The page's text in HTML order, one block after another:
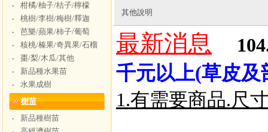
‧
柑橘/柚子/桔子/檸檬
‧
桃樹/李樹/梅樹/釋迦
‧
芭樂/蘋果/柿子/葡萄
‧
核桃/榛果/奇異果/石榴
‧
棗/梨/木瓜/其他
‧
新品種水果苗
‧
水果成樹
樹苗
‧
新品種樹苗
其他說明
最新消息
千元以上(草皮及
1.有需要商品.尺